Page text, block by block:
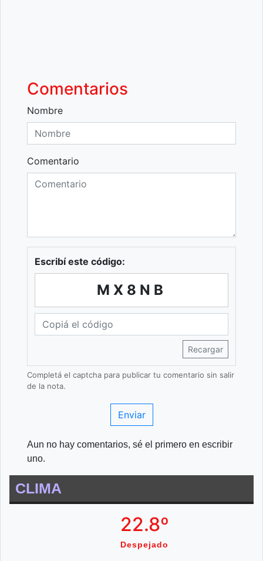
Comentarios
Nombre
Comentario
Escribí este código:
MX8NB
Recargar
Completá el captcha para publicar tu comentario sin salir
de la nota.
Enviar
Aun no hay comentarios, sé el primero en escribir
uno.
CLIMA
22.8º
Despejado